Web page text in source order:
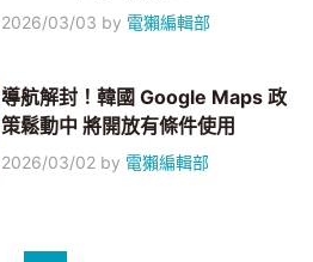
2026/03/03 by 電獺編輯部
導航解封！韓國 Google Maps 政
策鬆動中 將開放有條件使用
2026/03/02 by 電獺編輯部